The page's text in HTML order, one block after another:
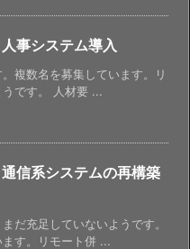
人事システム導入
複数名を募集しています。リ
です。 人材要 ...
通信系システムの再構築
だ充足していないようです。
す。リモート併 ...